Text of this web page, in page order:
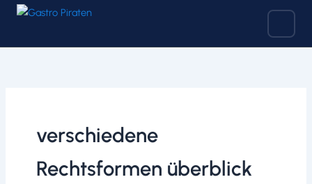
Zum
verschiedene
Rechtsformen überblick